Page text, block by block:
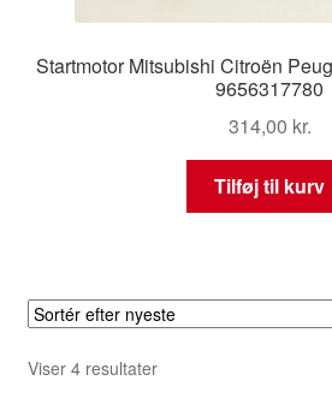
Startmotor Mitsubishi Citroën
9656317780
314,00 kr.
Tilføj til kurv
Viser 4 resultaterSorteret